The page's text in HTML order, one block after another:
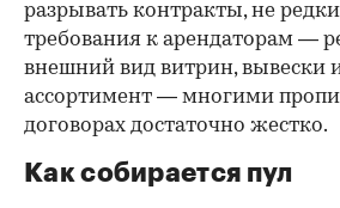
разрывать контракты, не
требования к арендаторам —
внешний вид витрин, вывески
ассортимент — многими
договорах достаточно жестко.
Как собирается пул